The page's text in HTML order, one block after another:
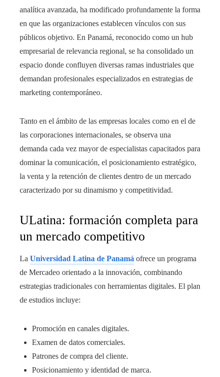
analítica avanzada, ha modificado profundamente la forma
en que las organizaciones establecen vínculos con sus
públicos objetivo. En Panamá, reconocido como un hub
empresarial de relevancia regional, se ha consolidado un
espacio donde confluyen diversas ramas industriales que
demandan profesionales especializados en estrategias de
marketing contemporáneo.
Tanto en el ámbito de las empresas locales como en el de
las corporaciones internacionales, se observa una
demanda cada vez mayor de especialistas capacitados para
dominar la comunicación, el posicionamiento estratégico,
la venta y la retención de clientes dentro de un mercado
caracterizado por su dinamismo y competitividad.
ULatina: formación completa para
un mercado competitivo
La Universidad Latina de Panamá ofrece un programa
de Mercadeo orientado a la innovación, combinando
estrategias tradicionales con herramientas digitales. El plan
de estudios incluye:
Promoción en canales digitales.
Examen de datos comerciales.
Patrones de compra del cliente.
Posicionamiento y identidad de marca.